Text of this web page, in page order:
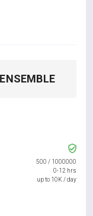
500 / 1000000
0-12 hrs
up to 10K / day